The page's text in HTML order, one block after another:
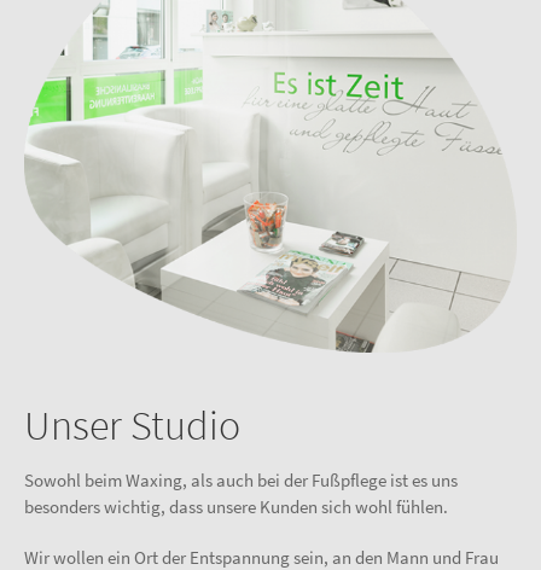
Unser Studio
Sowohl beim Waxing, als auch bei der Fußpflege ist es uns
besonders wichtig, dass unsere Kunden sich wohl fühlen.
Wir wollen ein Ort der Entspannung sein, an den Mann und Frau